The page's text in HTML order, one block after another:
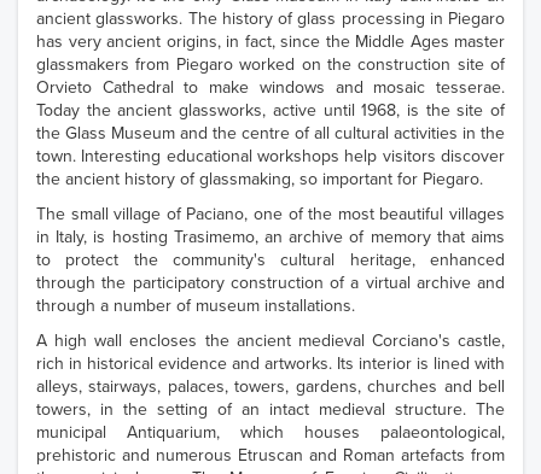
ancient glassworks. The history of glass processing in Piegaro
has very ancient origins, in fact, since the Middle Ages master
glassmakers from Piegaro worked on the construction site of
Orvieto Cathedral to make windows and mosaic tesserae.
Today the ancient glassworks, active until 1968, is the site of
the Glass Museum and the centre of all cultural activities in the
town. Interesting educational workshops help visitors discover
the ancient history of glassmaking, so important for Piegaro.
The small village of Paciano, one of the most beautiful villages
in Italy, is hosting Trasimemo, an archive of memory that aims
to protect the community's cultural heritage, enhanced
through the participatory construction of a virtual archive and
through a number of museum installations.
A high wall encloses the ancient medieval Corciano's castle,
rich in historical evidence and artworks. Its interior is lined with
alleys, stairways, palaces, towers, gardens, churches and bell
towers, in the setting of an intact medieval structure. The
municipal Antiquarium, which houses palaeontological,
prehistoric and numerous Etruscan and Roman artefacts from